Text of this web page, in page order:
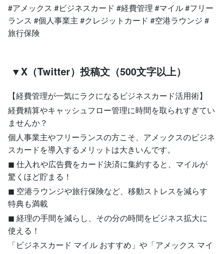
#アメックス #ビジネスカード #経費管理 #マイル #フリー
ランス #個人事業主 #クレジットカード #空港ラウンジ #
旅行保険
▼X（Twitter）投稿文（500文字以上）
【経費管理が一気にラクになるビジネスカード活用術】
経費精算やキャッシュフロー管理に時間を取られすぎてい
ませんか？
個人事業主やフリーランスの方こそ、アメックスのビジネ
スカードを導入するメリットは大きいんです。
◼︎ 仕入れや広告費をカード決済に集約すると、マイルが
驚くほど貯まる！
◼︎ 空港ラウンジや旅行保険など、移動ストレスを減らす
特典も満載
◼︎ 経理の手間を減らし、その分の時間をビジネス拡大に
使える！
「ビジネスカード マイル おすすめ」や「アメックス マイ